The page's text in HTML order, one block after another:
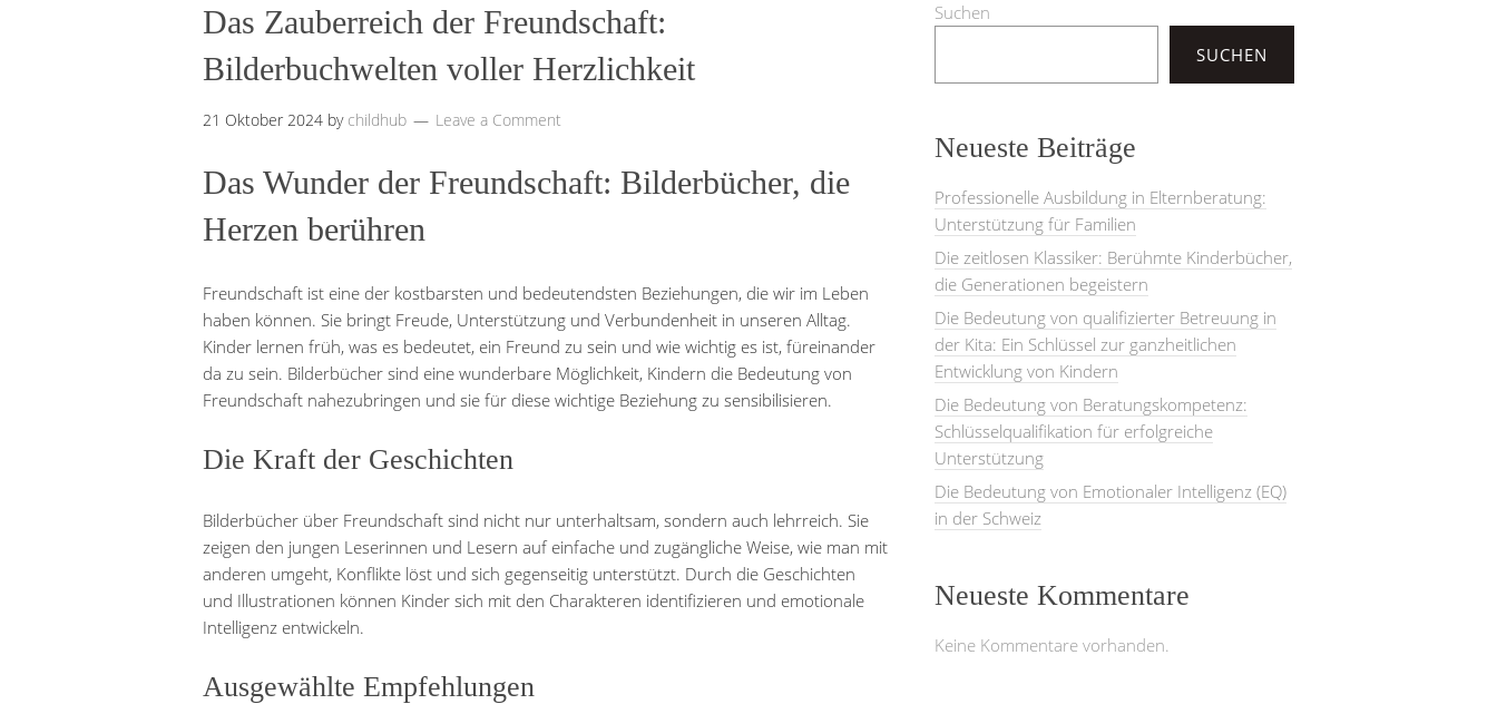
Das Zauberreich der Freundschaft:
Bilderbuchwelten voller Herzlichkeit
21 Oktober 2024 by childhub Leave a Comment
Das Wunder der Freundschaft: Bilderbücher, die
Herzen berühren
Freundschaft ist eine der kostbarsten und bedeutendsten Beziehungen, die wir im Leben
haben können. Sie bringt Freude, Unterstützung und Verbundenheit in unseren Alltag.
Kinder lernen früh, was es bedeutet, ein Freund zu sein und wie wichtig es ist, füreinander
da zu sein. Bilderbücher sind eine wunderbare Möglichkeit, Kindern die Bedeutung von
Freundschaft nahezubringen und sie für diese wichtige Beziehung zu sensibilisieren.
Die Kraft der Geschichten
Bilderbücher über Freundschaft sind nicht nur unterhaltsam, sondern auch lehrreich. Sie
zeigen den jungen Leserinnen und Lesern auf einfache und zugängliche Weise, wie man mit
anderen umgeht, Konflikte löst und sich gegenseitig unterstützt. Durch die Geschichten
und Illustrationen können Kinder sich mit den Charakteren identifizieren und emotionale
Intelligenz entwickeln.
Ausgewählte Empfehlungen
Suchen
SUCHEN
Neueste Beiträge
Professionelle Ausbildung in Elternberatung:
Unterstützung für Familien
Die zeitlosen Klassiker: Berühmte Kinderbücher,
die Generationen begeistern
Die Bedeutung von qualifizierter Betreuung in
der Kita: Ein Schlüssel zur ganzheitlichen
Entwicklung von Kindern
Die Bedeutung von Beratungskompetenz:
Schlüsselqualifikation für erfolgreiche
Unterstützung
Die Bedeutung von Emotionaler Intelligenz (EQ)
in der Schweiz
Neueste Kommentare
Keine Kommentare vorhanden.